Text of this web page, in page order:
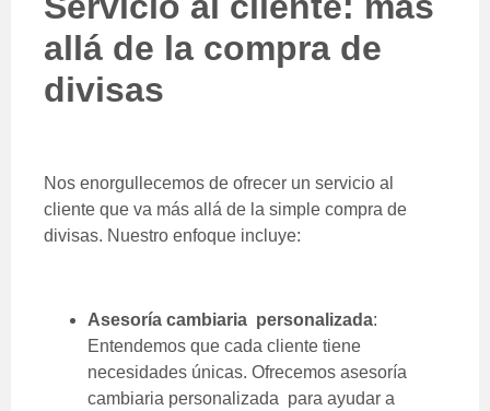
allá de la compra de
divisas
Nos enorgullecemos de ofrecer un servicio al
cliente que va más allá de la simple compra de
divisas. Nuestro enfoque incluye:
Asesoría cambiaria personalizada:
Entendemos que cada cliente tiene
necesidades únicas. Ofrecemos asesoría
cambiaria personalizada para ayudar a